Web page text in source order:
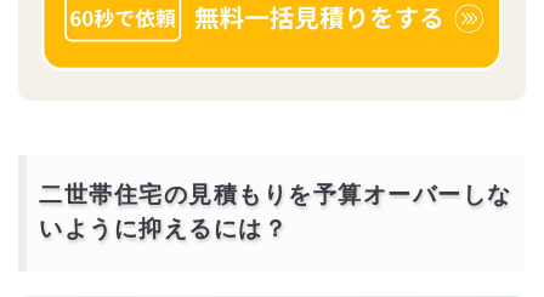
二世帯住宅の見積もりを予算オーバーしな
いように抑えるには？